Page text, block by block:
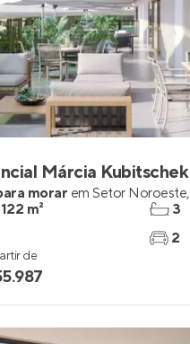
Márcia Kubitschek
morar em Setor Noroeste,
m²
3
2
de